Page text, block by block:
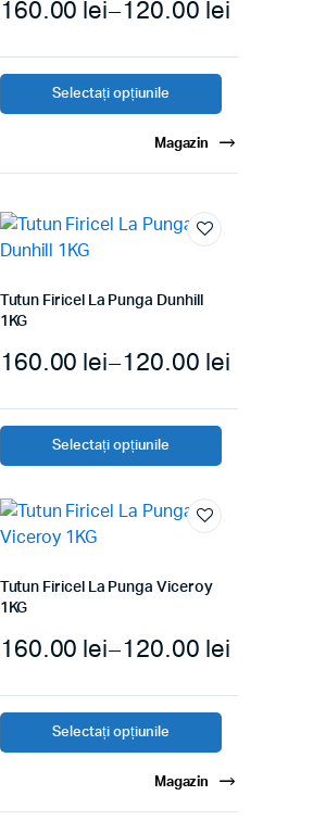
120.00 lei
–
160.00 lei
Selectați opțiunile
Magazin
Tutun Firicel La Punga Dunhill
1KG
120.00 lei
–
160.00 lei
Selectați opțiunile
Tutun Firicel La Punga Viceroy
1KG
120.00 lei
–
160.00 lei
Selectați opțiunile
Magazin